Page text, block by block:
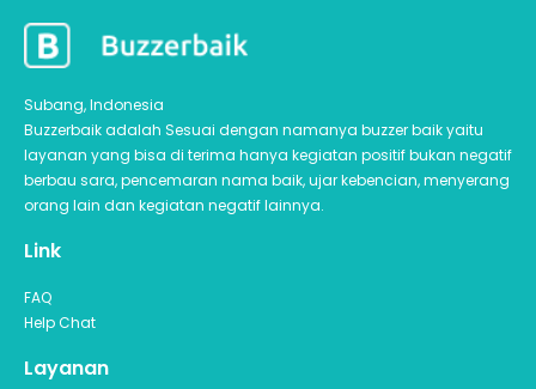
Subang, Indonesia
Buzzerbaik adalah Sesuai dengan namanya buzzer baik yaitu
layanan yang bisa di terima hanya kegiatan positif bukan negatif
berbau sara, pencemaran nama baik, ujar kebencian, menyerang
orang lain dan kegiatan negatif lainnya.
Link
FAQ
Help Chat
Layanan